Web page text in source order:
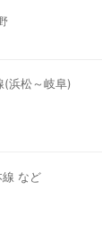
(浜松～岐阜)
線 など